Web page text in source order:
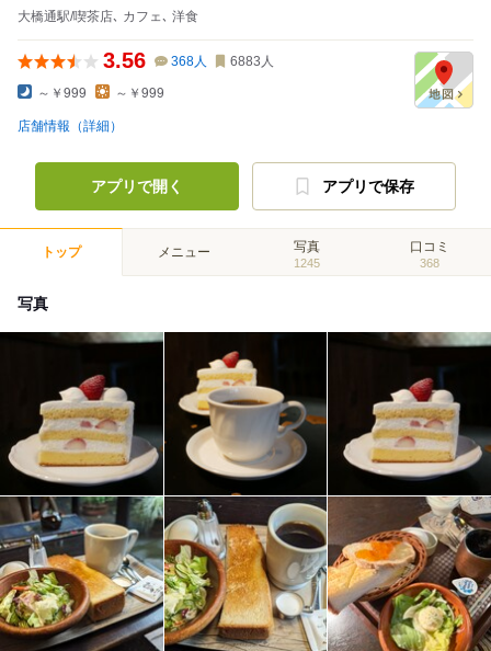
大橋通駅/喫茶店､ カフェ､ 洋食
3.56 368人 6883 人
～￥999 ～￥999
店舗情報（詳細）
アプリで開く アプリで保存
トップ メニュー 写真
1245
口コミ
368
写真